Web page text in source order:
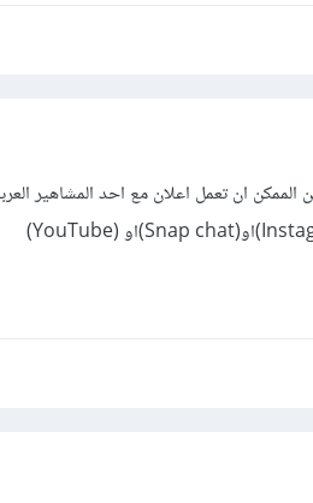
الممكن ان تعمل اعلان مع احد المشاهير